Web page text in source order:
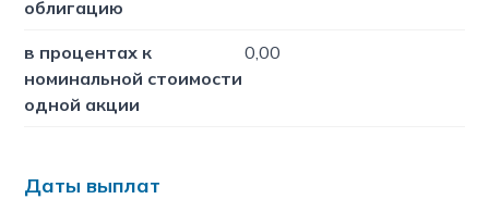
облигацию
в процентах к
номинальной стоимости
одной акции
0,00
Даты выплат